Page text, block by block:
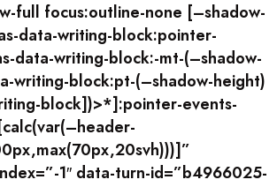
full focus:outline-none [–shadow-
data-writing-block:pointer-
data-writing-block:-mt-(–shadow-
writing-block:pt-(–shadow-height)
block])>*]:pointer-events-
1″ data-turn-id=”b4966025-